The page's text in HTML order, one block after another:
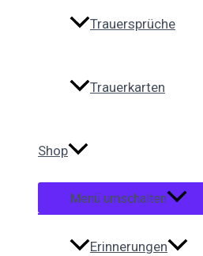
Trauersprüche
Trauerkarten
Shop
Menü umschalten
Erinnerungen